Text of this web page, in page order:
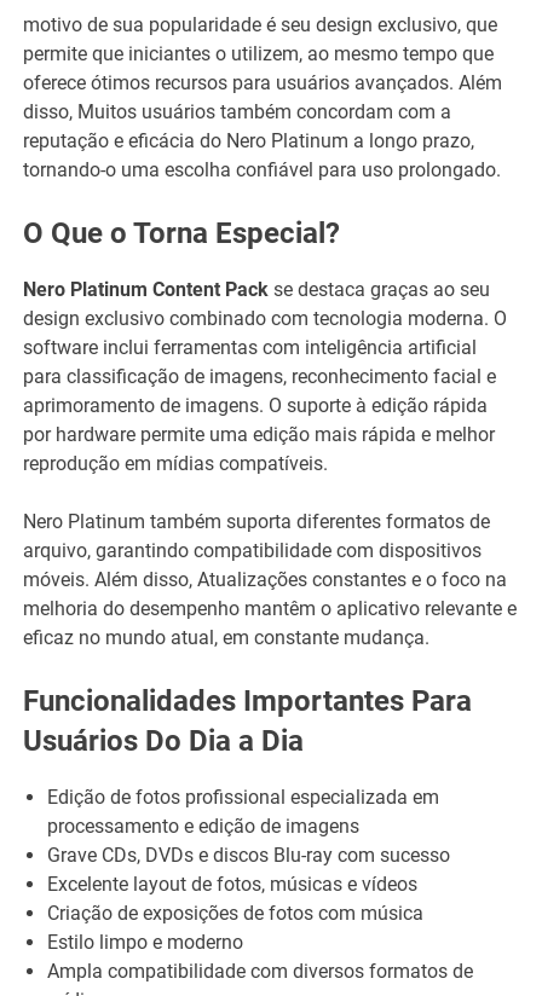
motivo de sua popularidade é seu design exclusivo, que
permite que iniciantes o utilizem, ao mesmo tempo que
oferece ótimos recursos para usuários avançados. Além
disso, Muitos usuários também concordam com a
reputação e eficácia do Nero Platinum a longo prazo,
tornando-o uma escolha confiável para uso prolongado.
O Que o Torna Especial?
Nero Platinum Content Pack se destaca graças ao seu
design exclusivo combinado com tecnologia moderna. O
software inclui ferramentas com inteligência artificial
para classificação de imagens, reconhecimento facial e
aprimoramento de imagens. O suporte à edição rápida
por hardware permite uma edição mais rápida e melhor
reprodução em mídias compatíveis.
Nero Platinum também suporta diferentes formatos de
arquivo, garantindo compatibilidade com dispositivos
móveis. Além disso, Atualizações constantes e o foco na
melhoria do desempenho mantêm o aplicativo relevante e
eficaz no mundo atual, em constante mudança.
Funcionalidades Importantes Para
Usuários Do Dia a Dia
Edição de fotos profissional especializada em
processamento e edição de imagens
Grave CDs, DVDs e discos Blu-ray com sucesso
Excelente layout de fotos, músicas e vídeos
Criação de exposições de fotos com música
Estilo limpo e moderno
Ampla compatibilidade com diversos formatos de